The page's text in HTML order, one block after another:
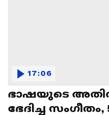
ഭാഷയുടെ
ഭേദിച്ച
17:06